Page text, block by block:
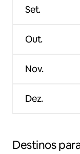
Set.
Out.
Nov.
Dez.
Destinos